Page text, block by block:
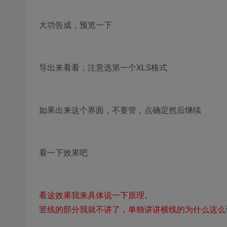
大功告成，预览一下
导出来看看，注意选第一个XLS格式
如果出来这个界面，不要管，点确定然后继续
看一下效果吧
看这效果我来具体说一下原理。
竖线的部分我就不讲了，单独讲讲横线的为什么这